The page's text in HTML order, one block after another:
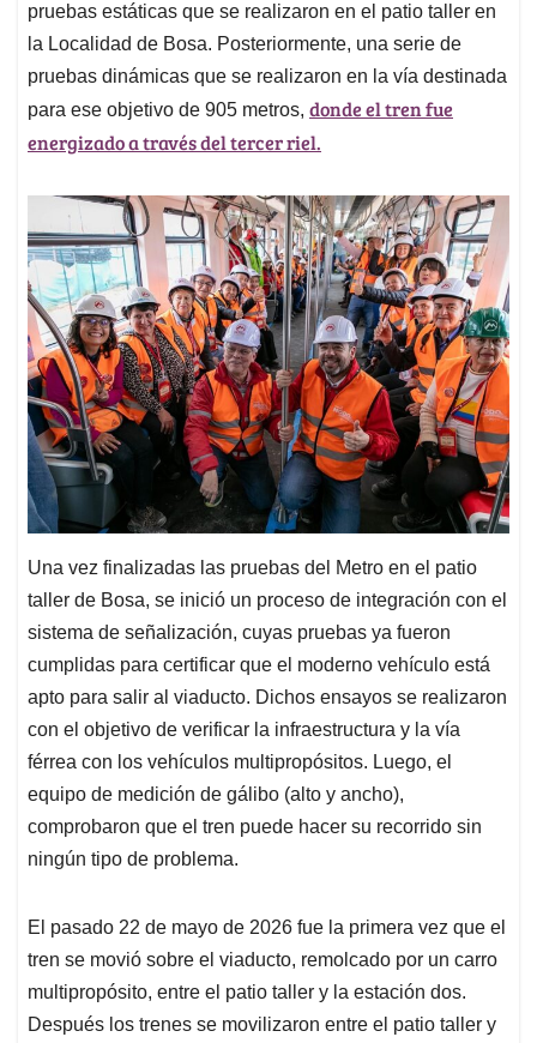
pruebas estáticas que se realizaron en el patio taller en
la Localidad de Bosa. Posteriormente, una serie de
pruebas dinámicas que se realizaron en la vía destinada
para ese objetivo de 905 metros, donde el tren fue
energizado a través del tercer riel.
Una vez finalizadas las pruebas del Metro en el patio
taller de Bosa, se inició un proceso de integración con el
sistema de señalización, cuyas pruebas ya fueron
cumplidas para certificar que el moderno vehículo está
apto para salir al viaducto. Dichos ensayos se realizaron
con el objetivo de verificar la infraestructura y la vía
férrea con los vehículos multipropósitos. Luego, el
equipo de medición de gálibo (alto y ancho),
comprobaron que el tren puede hacer su recorrido sin
ningún tipo de problema.
El pasado 22 de mayo de 2026 fue la primera vez que el
tren se movió sobre el viaducto, remolcado por un carro
multipropósito, entre el patio taller y la estación dos.
Después los trenes se movilizaron entre el patio taller y